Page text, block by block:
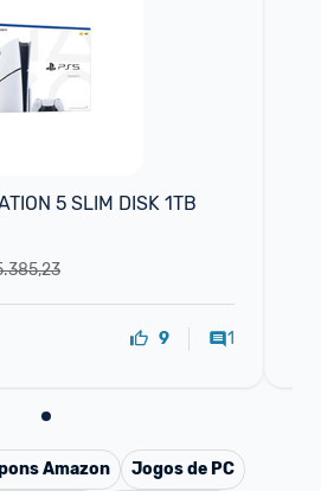
5 SLIM DISK 1TB
9 1
Amazon
Jogos de PC